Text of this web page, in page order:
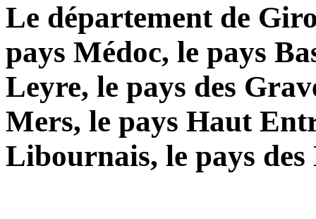
Le département de
pays Médoc, le pays
Leyre, le pays des
Mers, le pays Haut
Libournais, le pays des